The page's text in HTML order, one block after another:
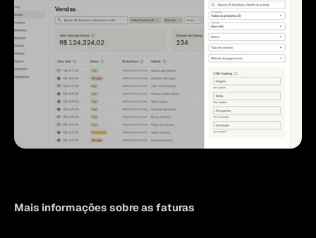
Mais informações sobre as faturas